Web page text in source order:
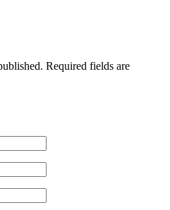
Required fields are